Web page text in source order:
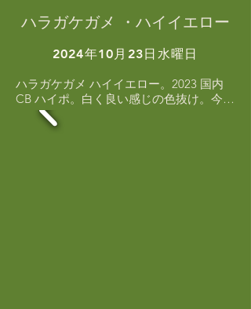
ハラガケガメ ・ハイイエロー
2024年10月23日水曜日
ハラガケガメ ハイイエロー。2023 国内
CB ハイポ。白く良い感じの色抜け。今後
が楽しみな個体です